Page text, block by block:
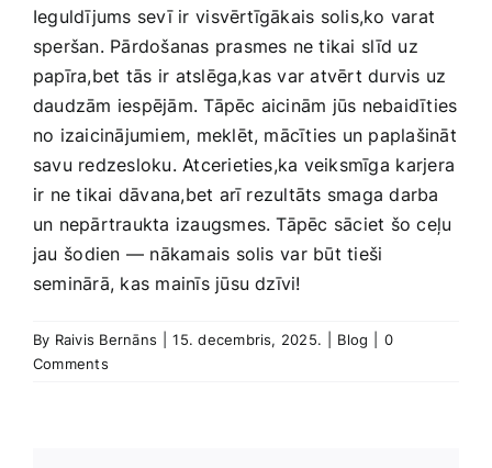
Ieguldījums sevī ir ⁤visvērtīgākais solis,ko varat
speršan. Pārdošanas ​prasmes ne tikai⁣ slīd uz
papīra,bet tās ir⁤ atslēga,kas var atvērt durvis‍ uz
daudzām iespējām. Tāpēc aicinām jūs nebaidīties
no izaicinājumiem, meklēt, mācīties un paplašināt
savu redzesloku. Atcerieties,ka‍ veiksmīga⁢ karjera‍
ir ne tikai‍ dāvana,bet arī rezultāts smaga darba
un‍ nepārtraukta izaugsmes. Tāpēc sāciet šo ceļu
jau⁣ šodien — nākamais solis⁤ var būt ‍tieši
seminārā, kas mainīs jūsu dzīvi!
By Raivis Bernāns 15. decembris, 2025. Blog
0
Comments